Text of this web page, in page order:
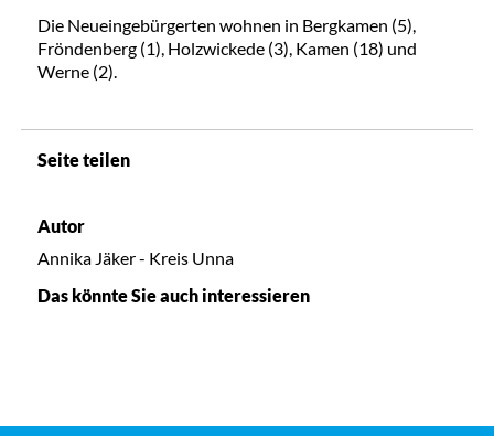
Die Neueingebürgerten wohnen in Bergkamen (5),
Fröndenberg (1), Holzwickede (3), Kamen (18) und
Werne (2).
Seite teilen
Autor
Annika Jäker - Kreis Unna
Das könnte Sie auch interessieren